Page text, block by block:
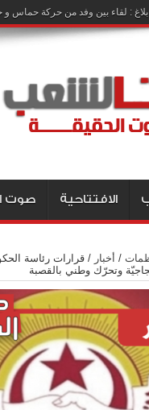
بلاغ : لقاء بين وفد من حركة حماس و
الافتتاحية صوت
/ أخبار / قرارات رئاسة
وتحرّك وطني بالقصبة